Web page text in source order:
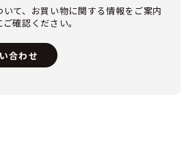
て、お買い物に関する情報をご案内
確認ください。
合わせ